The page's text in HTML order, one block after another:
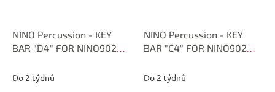
NINO Percussion - KEY
BAR "D4" FOR NINO902
21
Do 2 týdnů
NINO Percussion - KEY
BAR "C4" FOR NINO902
20
Do 2 týdnů